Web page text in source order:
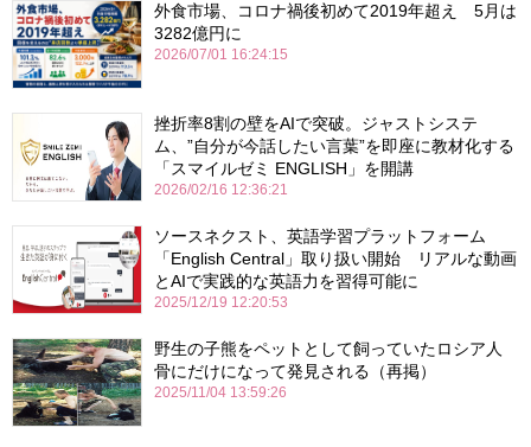
外食市場、コロナ禍後初めて2019年超え 5月は
3282億円に
2026/07/01 16:24:15
挫折率8割の壁をAIで突破。ジャストシステ
ム、”自分が今話したい言葉”を即座に教材化する
「スマイルゼミ ENGLISH」を開講
2026/02/16 12:36:21
ソースネクスト、英語学習プラットフォーム
「English Central」取り扱い開始 リアルな動画
とAIで実践的な英語力を習得可能に
2025/12/19 12:20:53
野生の子熊をペットとして飼っていたロシア人
骨にだけになって発見される（再掲）
2025/11/04 13:59:26